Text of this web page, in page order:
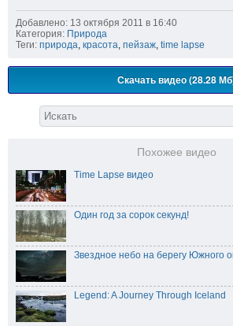
Добавлено: 13 октября 2011 в 16:40
Категория: Природа
Теги: природа, красота, пейзаж, time lapse
Скачать видео (28.28
Похожее видео
Time Lapse видео
Один год за сорок секунд!
Звездное небо на берегу Южного
Legend: A Journey Through Iceland